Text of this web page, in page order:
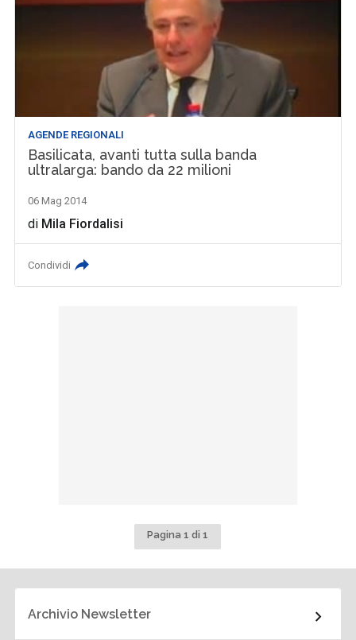
AGENDE REGIONALI
Basilicata, avanti tutta sulla banda
ultralarga: bando da 22 milioni
06 Mag 2014
di Mila Fiordalisi
Condividi
Pagina 1 di 1
Archivio Newsletter